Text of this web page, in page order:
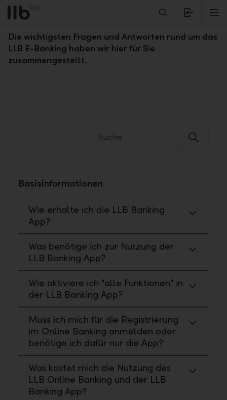
Alerts.Headline
Fragen und Antworten zum LLB E-Banking
Die wichtigsten Fragen und Antworten rund um das
LLB E-Banking haben wir hier für Sie
zusammengestellt.
Basisinformationen
Wie erhalte ich die LLB Banking
App?
Was benötige ich zur Nutzung der
LLB Banking App?
Wie aktiviere ich "alle Funktionen" in
der LLB Banking App?
Muss ich mich für die Registrierung
im Online Banking anmelden oder
benötige ich dafür nur die App?
Was kostet mich die Nutzung des
LLB Online Banking und der LLB
Banking App?